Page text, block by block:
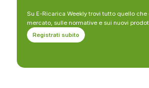
Su E-Ricarica Weekly trovi tutto quello che
mercato, sulle normative e sui nuovi
Registrati subito